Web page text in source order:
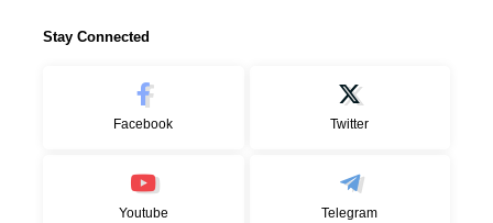
Stay Connected
Facebook Twitter
Youtube Telegram